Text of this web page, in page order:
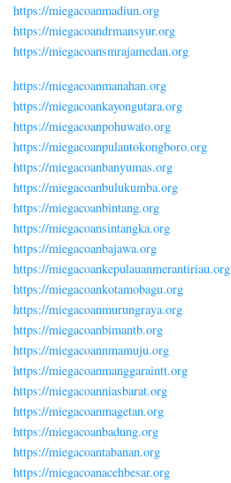
https://miegacoanmadiun.org
https://miegacoandrmansyur.org
https://miegacoansmrajamedan.org
https://miegacoanmanahan.org
https://miegacoankayongutara.org
https://miegacoanpohuwato.org
https://miegacoanpulautokongboro.org
https://miegacoanbanyumas.org
https://miegacoanbulukumba.org
https://miegacoanbintang.org
https://miegacoansintangka.org
https://miegacoanbajawa.org
https://miegacoankepulauanmerantiriau.org
https://miegacoankotamobagu.org
https://miegacoanmurungraya.org
https://miegacoanbimantb.org
https://miegacoannmamuju.org
https://miegacoanmanggaraintt.org
https://miegacoanniasbarat.org
https://miegacoanmagetan.org
https://miegacoanbadung.org
https://miegacoantabanan.org
https://miegacoanacehbesar.org